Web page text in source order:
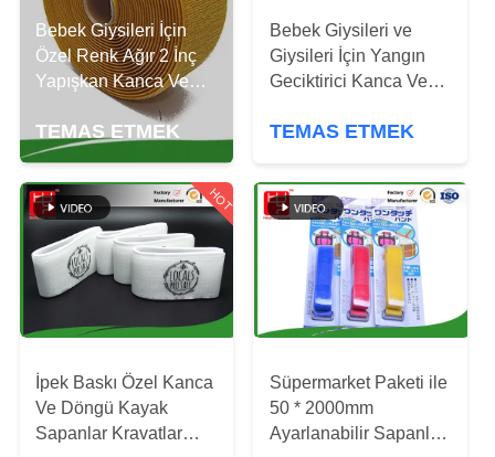
KONTROLÜ
BIZIMLE
İLETIŞIM
HABERLER
BIR
İNDIRIM
İSTE
SITE
HARITASI
Bebek Giysileri İçin
Özel Renk Ağır 2 İnç
Yapışkan Kanca Ve
TEMAS ETMEK
Bebek Giysileri ve
Giysileri İçin Yangın
Geciktirici Kanca Ve
TEMAS ETMEK
HOT
İpek Baskı Özel Kanca
Ve Döngü Kayak
Sapanlar Kravatlar
Süpermarket Paketi ile
50 * 2000mm
Ayarlanabilir Sapanlar